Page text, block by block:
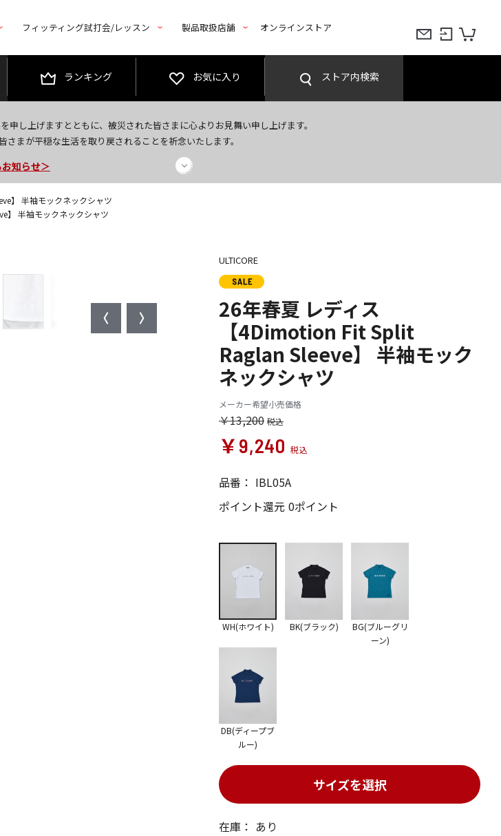
フィッティング試打会/レッスン 製品取扱店舗 オンラインストア
ランキング お気に入り ストア内検索
し上げますとともに、被災された皆さまに心よりお見舞い申し上げます。
まが平穏な生活を取り戻されることを祈念いたします。
1,000円OFFクーポンプレゼント！
知らせ＞
・発送・お問い合わせ＞
】 半袖モックネックシャツ
】 半袖モックネックシャツ
ULTICORE
26年春夏 レディス
【4Dimotion Fit Split
Raglan Sleeve】 半袖モック
ネックシャツ
メーカー希望小売価格
￥13,200
￥9,240
品番： IBL05A
ポイント還元 0ポイント
在庫： あり
サイズを選択
WH(ホワイト) BK(ブラック)
BG(ブルーグリ
ーン)
DB(ディープブ
ルー)